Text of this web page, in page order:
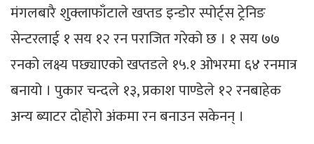
मंगलबारै शुक्लाफाँटाले खप्तड इन्डोर स्पोर्ट्स ट्रेनिङ
सेन्टरलाई १ सय १२ रन पराजित गरेको छ । १ सय ७७
रनको लक्ष्य पछ्याएको खप्तडले १५.१ ओभरमा ६४ रनमात्र
बनायो । पुकार चन्दले १३, प्रकाश पाण्डेले १२ रनबाहेक
अन्य ब्याटर दोहोरो अंकमा रन बनाउन सकेनन् ।